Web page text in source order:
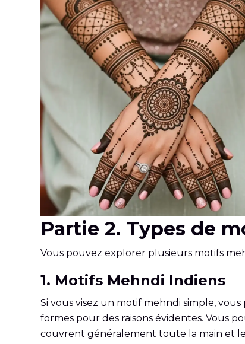
Partie 2. Types de
Vous pouvez explorer plusieurs motifs
1. Motifs Mehndi Indiens
Si vous visez un motif mehndi simple,
formes pour des raisons évidentes. Vous
couvrent généralement toute la main et